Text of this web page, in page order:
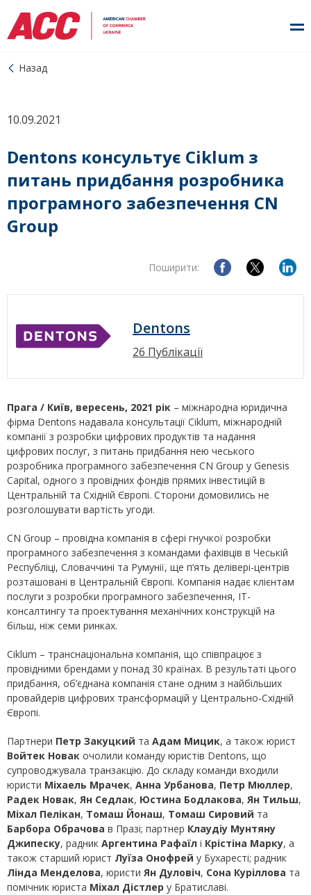
Назад
10.09.2021
Dentons консультує Ciklum з
питань придбання розробника
програмного забезпечення CN
Group
Поширити:
Dentons
26 Публікації
Прага / Київ, вересень, 2021 рік – міжнародна юридична
фірма Dentons надавала консультації Ciklum, міжнародній
компанії з розробки цифрових продуктів та надання
цифрових послуг, з питань придбання нею чеського
розробника програмного забезпечення CN Group у Genesis
Capital, одного з провідних фондів прямих інвестицій в
Центральній та Східній Європі. Сторони домовились не
розголошувати вартість угоди.
CN Group – провідна компанія в сфері гнучкої розробки
програмного забезпечення з командами фахівців в Чеській
Республіці, Словаччині та Румунії, ще п’ять делівері-центрів
розташовані в Центральній Європі. Компанія надає клієнтам
послуги з розробки програмного забезпечення, IT-
консалтингу та проектування механічних конструкцій на
більш, ніж семи ринках.
Ciklum – транснаціональна компанія, що співпрацює з
провідними брендами у понад 30 країнах. В результаті цього
придбання, об’єднана компанія стане одним з найбільших
провайдерів цифрових трансформацій у Центрально-Східній
Європі.
Партнери Петр Закуцкий та Адам Мицик, а також юрист
Войтек Новак очолили команду юристів Dentons, що
супроводжувала транзакцію. До складу команди входили
юристи Міхаель Мрачек, Анна Урбанова, Петр Мюллер,
Радек Новак, Ян Седлак, Юстина Бодлакова, Ян Тильш,
Міхал Пелікан, Томаш Йонаш, Томаш Сировий та
Барбора Обрачова в Празі; партнер Клаудіу Мунтяну
Джипеску, радник Аргентина Рафаїл і Крістіна Марку, а
також старший юрист Луїза Онофрей у Бухаресті; радник
Лінда Менделова, юристи Ян Дуловіч, Сона Куріллова та
помічник юриста Міхал Дістлер у Братиславі.